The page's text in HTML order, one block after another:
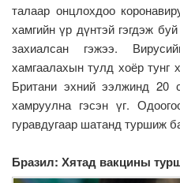
талаар онцлохдоо
хамгийн үр дүнтэй гэгдэж
захиалсан гэжээ.
хамгаалахын тулд хоёр тунг
Британи эхний ээлжинд 20
хамруулна гэсэн үг.
гуравдугаар шатанд туршиж
Бразил: Хятад вакцины